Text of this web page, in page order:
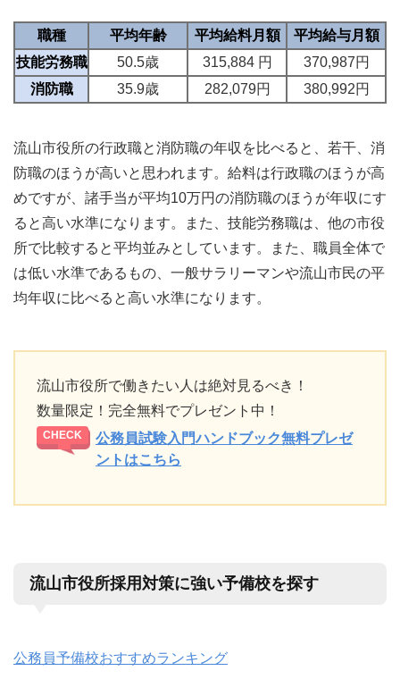
職種 平均年齢 平均給料月額
平均給与月額
技能労務職
50.5歳 315,884 円
370,987円
消防職
35.9歳 282,079円 380,992円
流山市役所の行政職と消防職の年収を比べると、若干、消
防職のほうが高いと思われます。給料は行政職のほうが高
めですが、諸手当が平均10万円の消防職のほうが年収にす
ると高い水準になります。また、技能労務職は、他の市役
所で比較すると平均並みとしています。また、職員全体で
は低い水準であるもの、一般サラリーマンや流山市民の平
均年収に比べると高い水準になります。
流山市役所で働きたい人は絶対見るべき！
数量限定！完全無料でプレゼント中！
公務員試験入門ハンドブック無料プレゼ
ントはこちら
流山市役所採用対策に強い予備校を探す
公務員予備校おすすめランキング